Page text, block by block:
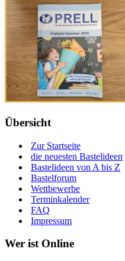
Übersicht
Zur Startseite
die neuesten Bastelideen
Bastelideen von A bis Z
Bastelforum
Wettbewerbe
Terminkalender
FAQ
Impressum
Wer ist Online